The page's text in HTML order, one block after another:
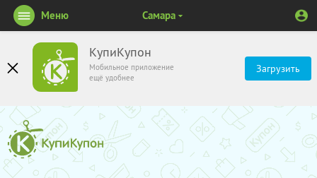
КупиКупон
Мобильное приложение
ещё удобнее
Загрузить
Меню Самара